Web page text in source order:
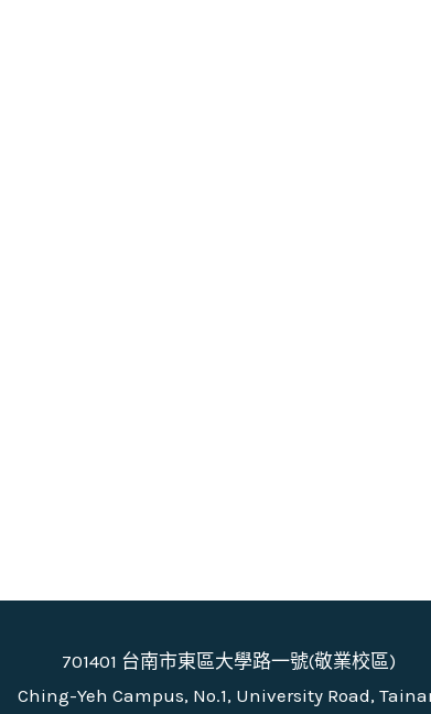
701401 台南市東區大學路一號(敬業校區)
Ching-Yeh Campus, No.1, University Road,